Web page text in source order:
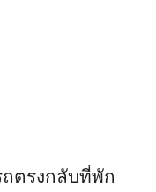
ตรงกลับที่พัก